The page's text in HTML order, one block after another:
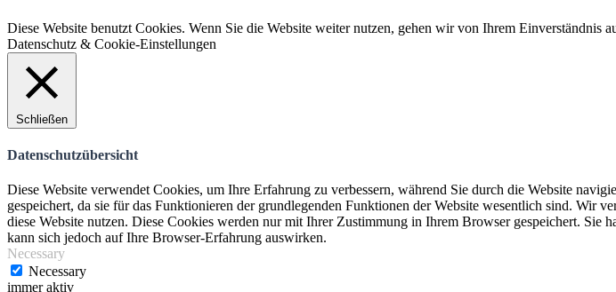
Diese Website benutzt Cookies. Wenn Sie die Website weiter nutzen, gehen wir von Ihrem Einverständnis
Datenschutz & Cookie-Einstellungen
Schließen
Datenschutzübersicht
Diese Website verwendet Cookies, um Ihre Erfahrung zu verbessern, während Sie durch die Website
gespeichert, da sie für das Funktionieren der grundlegenden Funktionen der Website wesentlich sind. Wir
diese Website nutzen. Diese Cookies werden nur mit Ihrer Zustimmung in Ihrem Browser gespeichert.
kann sich jedoch auf Ihre Browser-Erfahrung auswirken.
Necessary
Necessary
immer aktiv